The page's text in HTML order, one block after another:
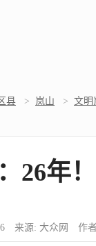
县 > 岚山 > 文明
26年
来源: 大众网 作